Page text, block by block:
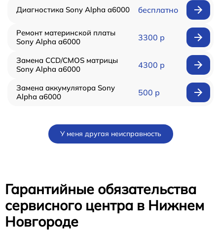
Диагностика Sony Alpha a6000 бесплатно
Ремонт материнской платы
Sony Alpha a6000
3300 р
Замена CCD/CMOS матрицы
Sony Alpha a6000
4300 р
Замена аккумулятора Sony
Alpha a6000
500 р
У меня другая неисправность
Гарантийные обязательства
сервисного центра в Нижнем
Новгороде